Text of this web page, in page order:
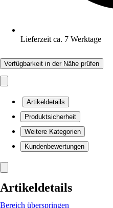
Lieferzeit ca. 7 Werktage
Verfügbarkeit in der Nähe prüfen
Artikeldetails
Produktsicherheit
Weitere Kategorien
Kundenbewertungen
Artikeldetails
Bereich überspringen